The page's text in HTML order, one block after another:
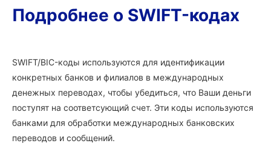
Подробнее о SWIFT-кодах
SWIFT/BIC-коды используются для идентификации
конкретных банков и филиалов в международных
денежных переводах, чтобы убедиться, что Ваши деньги
поступят на соответсующий счет. Эти коды используются
банками для обработки международных банковских
переводов и сообщений.